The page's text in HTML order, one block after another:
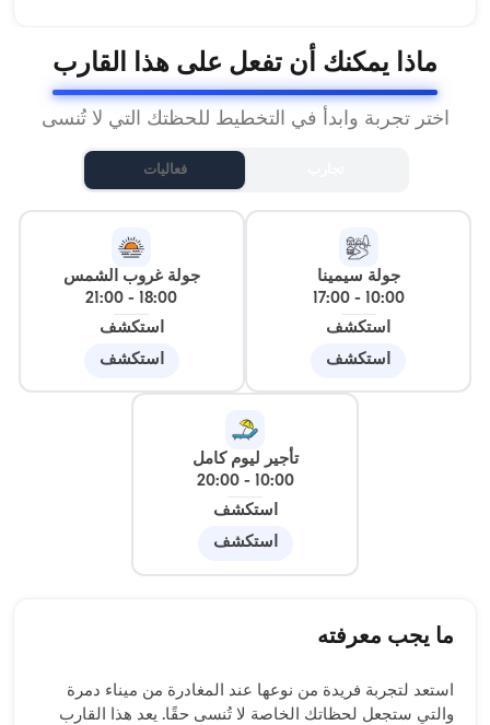
ماذا يمكنك أن تفعل على هذا القارب
اختر تجربة وابدأ في التخطيط للحظتك التي لا تُنسى
فعاليات
جولة سيمينا
10:00
-
17:00
استكشف
استكشف
جولة غروب الشمس
18:00
-
21:00
استكشف
استكشف
تأجير ليوم كامل
10:00
-
20:00
استكشف
استكشف
ما يجب معرفته
استعد لتجربة فريدة من نوعها عند المغادرة من ميناء دمرة
والتي ستجعل لحظاتك الخاصة لا تُنسى حقًا. يعد هذا القارب